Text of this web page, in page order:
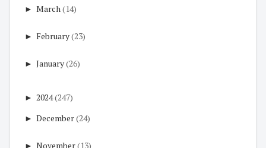
► March(14)
► February(23)
► January(26)
► 2024(247)
► December(24)
► November(13)